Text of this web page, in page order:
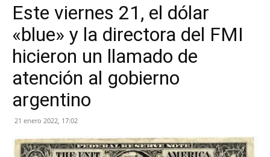
Este viernes 21, el dólar
«blue» y la directora del FMI
hicieron un llamado de
atención al gobierno
argentino
21 enero 2022, 17:02